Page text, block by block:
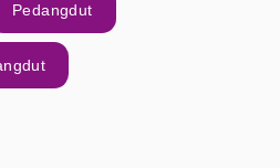
Pedangdut